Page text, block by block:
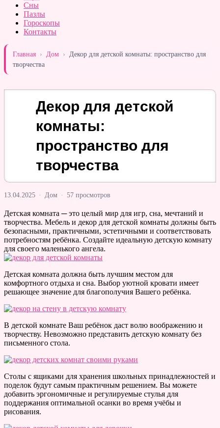
Сны
Пазлы
Гороскопы
Контакты
Главная › Дом › Декор для детской комнаты: пространство для
творчества
Декор для детской
комнаты:
пространство для
творчества
13.04.2025 · Дом · 57 просмотров
Детская комната ─ это целый мир для игр, сна, мечтаний и
творчества. Мебель и декор для детской комнаты должны быть
безопасными, практичными, эстетичными и соответствовать
потребностям ребёнка. Создайте идеальную детскую комнату
для своего маленького ангела.
Детская комната должна быть лучшим местом для
комфортного отдыха и сна. Выбор уютной кровати имеет
решающее значение для благополучия Вашего ребёнка.
В детской комнате Ваш ребёнок даст волю воображению и
творчеству. Невозможно представить детскую комнату без
письменного стола.
Столы с ящиками для хранения школьных принадлежностей и
поделок будут самым практичным решением. Вы можете
добавить эргономичные и регулируемые стулья для
поддержания оптимальной осанки во время учёбы и
рисования.